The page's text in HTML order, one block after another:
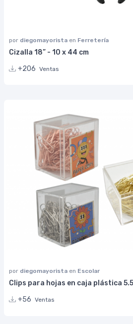
por diegomayorista en Ferretería
Cizalla 18” - 10 x 44 cm
+206 Ventas
por diegomayorista en Escolar
Clips para hojas en caja plástica
+56 Ventas